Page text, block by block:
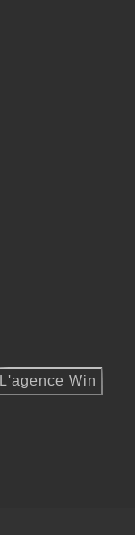
L'agence Win